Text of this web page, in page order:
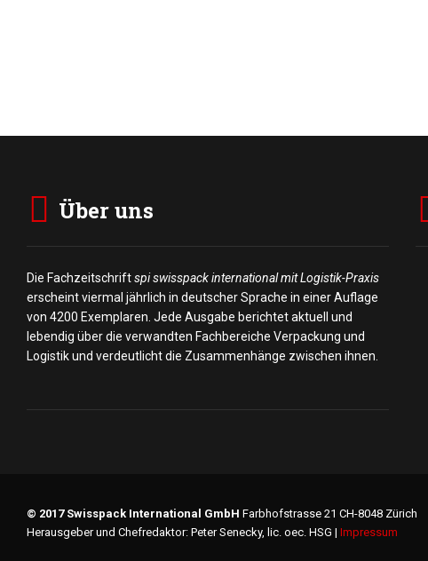
Über uns
Die Fachzeitschriftspi swisspack international mit Logistik-Praxis
erscheint viermal jährlich in deutscher Sprache in einer Auflage
von 4200 Exemplaren. Jede Ausgabe berichtet aktuell und
lebendig über die verwandten Fachbereiche Verpackung und
Logistik und verdeutlicht die Zusammenhänge zwischen ihnen.
© 2017 Swisspack International GmbH Farbhofstrasse 21 CH-8048 Zürich
Herausgeber und Chefredaktor: Peter Senecky, lic. oec. HSG | Impressum